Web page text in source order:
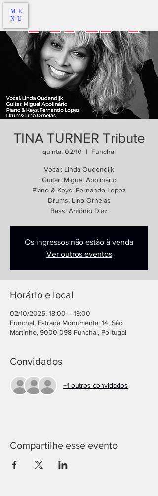
ME
NU
TINA TURNER Tribute
quinta, 02/10
  |
Funchal
Vocal: Linda Oudendijk
Guitar: Miguel Apolinário
Piano & Keys: Fernando Lopez
Drums: Lino Ornelas
Bass: António Diaz
Os ingressos não estão à venda
Ver outros eventos
Horário e local
02/10/2025, 18:00 – 19:00
Funchal, Estrada Monumental 14, São
Martinho, 9000-098 Funchal, Portugal
Convidados
+1 outros convidados
Compartilhe esse evento